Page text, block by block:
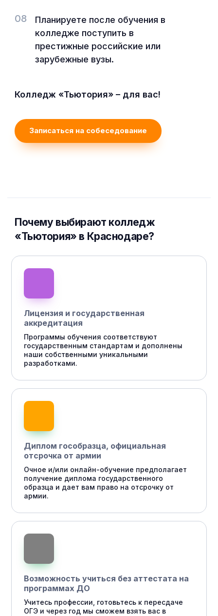
08
Планируете после обучения в
колледже поступить в
престижные российские или
зарубежные вузы.
Колледж «Тьютория» – для вас!
Записаться на собеседование
Почему выбирают колледж
«Тьютория» в Краснодаре?
Лицензия и государственная
аккредитация
Программы обучения соответствуют
государственным стандартам и дополнены
наши собственными уникальными
разработками.
Диплом гособразца, официальная
отсрочка от армии
Очное и/или онлайн-обучение предполагает
получение диплома государственного
образца и дает вам право на отсрочку от
армии.
Возможность учиться без аттестата на
программах ДО
Учитесь профессии, готовьтесь к пересдаче
ОГЭ и через год мы сможем взять вас в